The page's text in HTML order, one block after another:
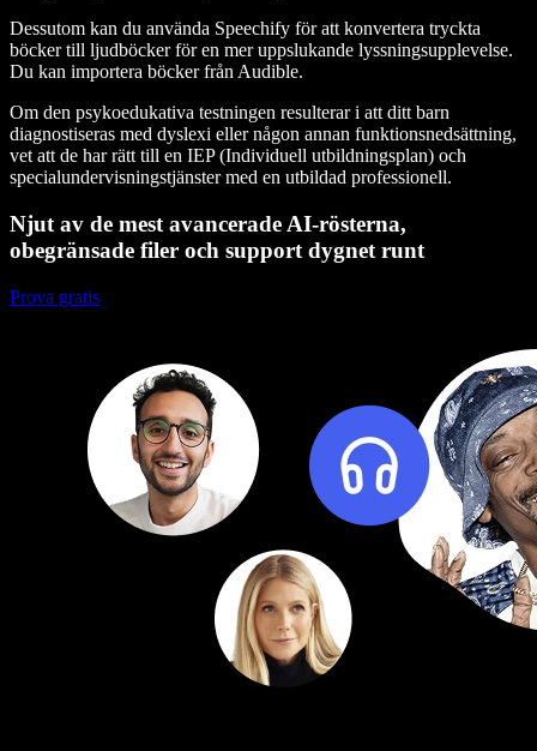
Dessutom kan du använda Speechify för att konvertera tryckta
böcker till ljudböcker för en mer uppslukande lyssningsupplevelse.
Du kan importera böcker från Audible.
Om den psykoedukativa testningen resulterar i att ditt barn
diagnostiseras med dyslexi eller någon annan funktionsnedsättning,
vet att de har rätt till en IEP (Individuell utbildningsplan) och
specialundervisningstjänster med en utbildad professionell.
Njut av de mest avancerade AI-rösterna,
obegränsade filer och support dygnet runt
Prova gratis